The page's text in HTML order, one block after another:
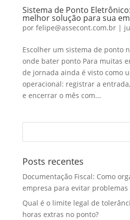
Sistema de Ponto
melhor solução para sua
por felipe@assecont.com.br|
Escolher um sistema de ponto
onde bater ponto Para muitas
de jornada ainda é visto como
operacional: registrar a
e encerrar o mês com...
Posts recentes
Documentação Fiscal: Como
empresa para evitar problemas
Qual é o limite legal de
horas extras no ponto?